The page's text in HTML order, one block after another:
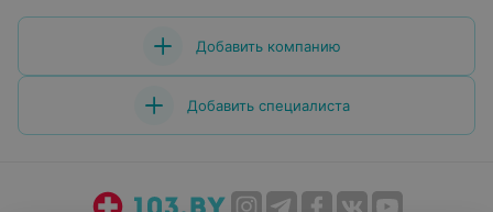
Добавить компанию
Добавить специалиста